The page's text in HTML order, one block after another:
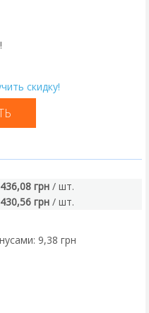
скидку!
436,08 грн / шт.
430,56 грн / шт.
9,38 грн